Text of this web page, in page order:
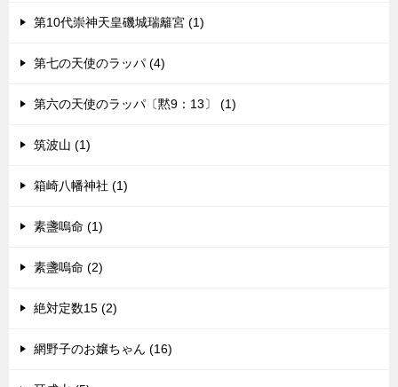
第10代崇神天皇磯城瑞籬宮 (1)
第七の天使のラッパ (4)
第六の天使のラッパ〔黙9：13〕 (1)
筑波山 (1)
箱崎八幡神社 (1)
素盞嗚命 (1)
素盞嗚命 (2)
絶対定数15 (2)
網野子のお嬢ちゃん (16)